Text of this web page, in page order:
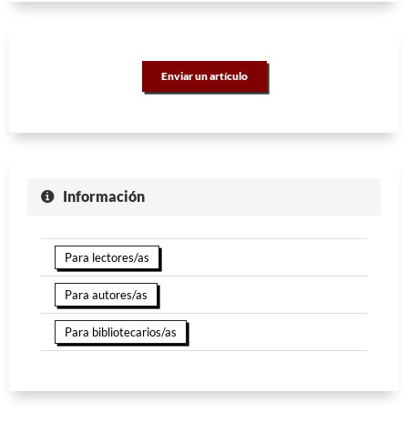
Enviar un artículo
Información
Para lectores/as
Para autores/as
Para bibliotecarios/as